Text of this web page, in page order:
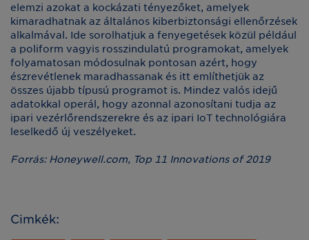
elemzi azokat a kockázati tényezőket, amelyek
kimaradhatnak az általános kiberbiztonsági ellenőrzések
alkalmával. Ide sorolhatjuk a fenyegetések közül például
a poliform vagyis rosszindulatú programokat, amelyek
folyamatosan módosulnak pontosan azért, hogy
észrevétlenek maradhassanak és itt említhetjük az
összes újabb típusú programot is. Mindez valós idejű
adatokkal operál, hogy azonnal azonosítani tudja az
ipari vezérlőrendszerekre és az ipari IoT technológiára
leselkedő új veszélyeket.
Forrás: Honeywell.com, Top 11 Innovations of 2019
Cimkék: